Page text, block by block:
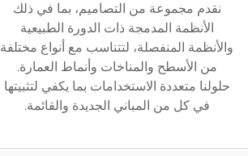
نقدم مجموعة من التصاميم، بما في ذلك
الأنظمة المدمجة ذات الدورة الطبيعية
والأنظمة المنفصلة، لتتناسب مع أنواع مختلفة
من الأسطح والمناخات وأنماط العمارة.
حلولنا متعددة الاستخدامات بما يكفي لتثبيتها
في كل من المباني الجديدة والقائمة.